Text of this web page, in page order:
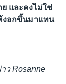
และคงไม่ใช่
งอกขึ้นมาแทน
ว Rosanne